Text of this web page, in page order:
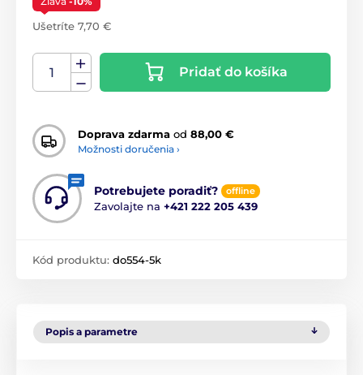
Ušetríte 7,70 €
Pridať do košíka
Doprava zdarma od 88,00 €
Možnosti doručenia ›
Potrebujete poradiť? offline
Zavolajte na +421 222 205 439
Kód produktu: do554-5k
Popis a parametre